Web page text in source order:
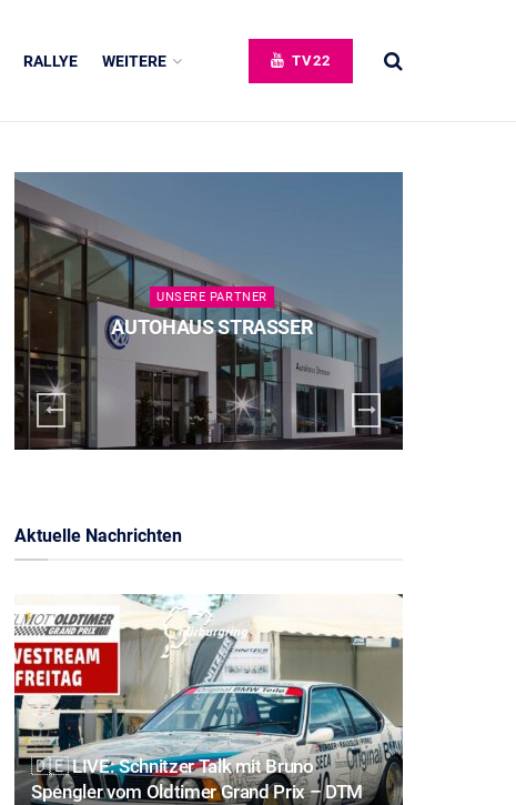
RALLYE WEITERE TV22
UNSERE PARTNER
AUTOHAUS STRASSER
Aktuelle Nachrichten
🇩🇪 LIVE: Schnitzer Talk mit Bruno
Spengler vom Oldtimer Grand Prix – DTM